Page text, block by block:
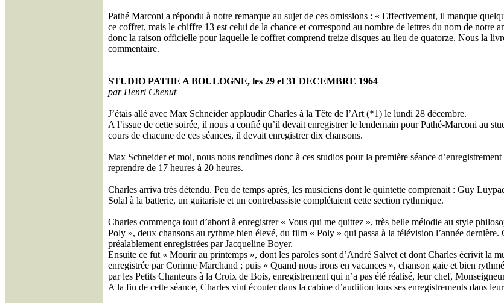
Pathé Marconi a répondu à notre remarque au sujet de ces omissions : « Effectivement, il manque
ce coffret, mais le chiffre 13 est celui de la chance et correspond au nombre de lettres du nom de notre
donc la raison officielle pour laquelle le coffret comprend treize disques au lieu de quatorze. Nous la
commentaire.
STUDIO PATHE A BOULOGNE, les 29 et 31 DECEMBRE 1964
par Henri Chenut
J’étais allé avec Max Schneider applaudir Charles à la Tête de l’Art (*1) le lundi 28 décembre.
A l’issue de cette soirée, il nous a confié qu’il devait enregistrer le lendemain pour Pathé-Marconi au
cours de chacune de ces séances, il devait enregistrer dix chansons.
Max Schneider et moi, nous nous rendîmes donc à ces studios pour la première séance
reprendre de 17 heures à 20 heures.
Charles arriva très détendu. Peu de temps après, les musiciens dont le quintette comprenait : Guy
Solal à la batterie, un guitariste et un contrebassiste complétaient cette section rythmique.
Charles commença tout d’abord à enregistrer « Vous qui me quittez », très belle mélodie au style
Poly », deux chansons au rythme bien élevé, du film « Poly » qui passa à la télévision l’année dernière.
préalablement enregistrées par Jacqueline Boyer.
Ensuite ce fut « Mourir au printemps », dont les paroles sont d’André Salvet et dont Charles écrivit la
enregistrée par Corinne Marchand ; puis « Quand nous irons en vacances », chanson gaie et bien
par les Petits Chanteurs à la Croix de Bois, enregistrement qui n’a pas été réalisé, leur chef,
A la fin de cette séance, Charles vint écouter dans la cabine d’audition tous ses enregistrements dans